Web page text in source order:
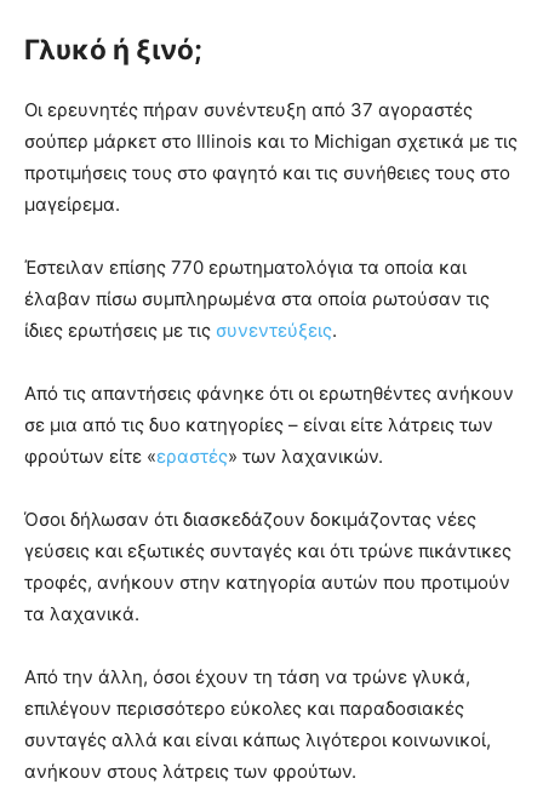
Γλυκό ή ξινό;
Οι ερευνητές πήραν συνέντευξη από 37 αγοραστές
σούπερ μάρκετ στο Illinois και το Michigan σχετικά με τις
προτιμήσεις τους στο φαγητό και τις συνήθειες τους στο
μαγείρεμα.
Έστειλαν επίσης 770 ερωτηματολόγια τα οποία και
έλαβαν πίσω συμπληρωμένα στα οποία ρωτούσαν τις
ίδιες ερωτήσεις με τις συνεντεύξεις.
Από τις απαντήσεις φάνηκε ότι οι ερωτηθέντες ανήκουν
σε μια από τις δυο κατηγορίες – είναι είτε λάτρεις των
φρούτων είτε «εραστές» των λαχανικών.
Όσοι δήλωσαν ότι διασκεδάζουν δοκιμάζοντας νέες
γεύσεις και εξωτικές συνταγές και ότι τρώνε πικάντικες
τροφές, ανήκουν στην κατηγορία αυτών που προτιμούν
τα λαχανικά.
Από την άλλη, όσοι έχουν τη τάση να τρώνε γλυκά,
επιλέγουν περισσότερο εύκολες και παραδοσιακές
συνταγές αλλά και είναι κάπως λιγότεροι κοινωνικοί,
ανήκουν στους λάτρεις των φρούτων.